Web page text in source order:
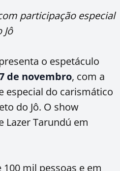
participação especial
o espetáculo
de novembro, com a
especial do carismático
do Jô. O show
Lazer Tarundú em
mil pessoas e em